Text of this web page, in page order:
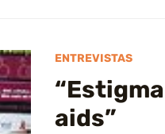
ENTREVISTAS
aids”